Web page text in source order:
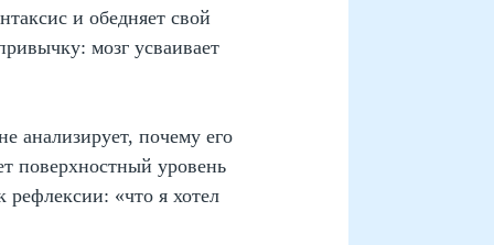
и обедняет свой
мозг усваивает
анализирует, почему его
поверхностный уровень
«что я хотел